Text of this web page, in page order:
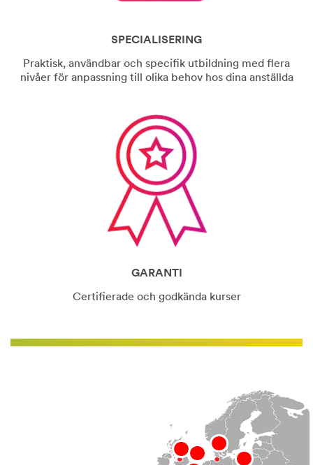
SPECIALISERING
Praktisk, användbar och specifik utbildning med flera
nivåer för anpassning till olika behov hos dina anställda
GARANTI
Certifierade och godkända kurser